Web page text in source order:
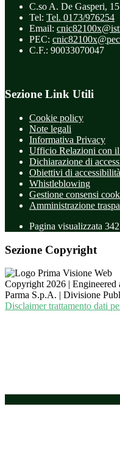
C.so A. De Gasperi,
Tel: Tel. 0173/976254
Email:
PEC:
C.F.: 90033070047
Sezione Link Utili
Cookie policy
Note legali
Informativa Privacy
Ufficio Relazioni con
Dichiarazione di
Obiettivi di accessibilità
Whistleblowing
Gestione consensi
Amministrazione
Pagina visualizzata 342
Sezione Copyright
Copyright 2026 |
Parma S.p.A. | Divisione
Disclaimer trattamento dati